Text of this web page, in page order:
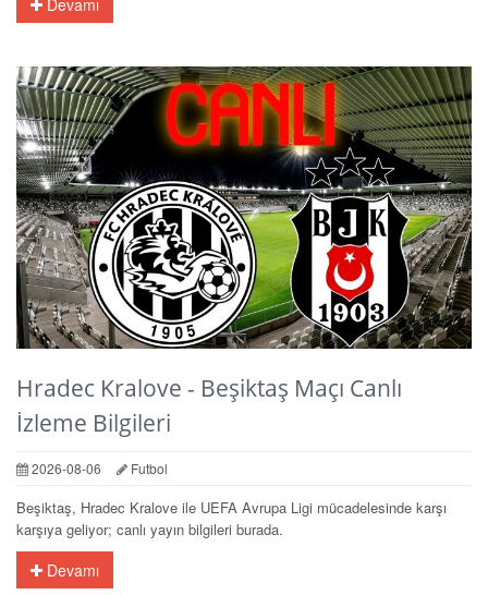
Devamı
Hradec Kralove - Beşiktaş Maçı Canlı
İzleme Bilgileri
2026-08-06 Futbol
Beşiktaş, Hradec Kralove ile UEFA Avrupa Ligi mücadelesinde karşı
karşıya geliyor; canlı yayın bilgileri burada.
Devamı